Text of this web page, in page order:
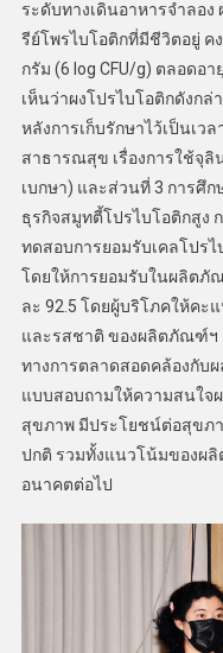
ระดับทางเดินอาหารจำลอ
รีย์โพรไบโอติกที่มีชีวิตอยู่ คง
กรัม (6 log CFU/g) ตลอดอ
เห็นว่าผงโปรไบโอติกดังกล่
หลังการเก็บรักษาไว้เป็นเว
สาธารณสุข เรื่องการใช้จุลิ
เบกษา) และส่วนที่ 3 การศึ
ธุรกิจสมูทตี้โปรไบโอติกสูง
ทดสอบการยอมรับเคลโปร
โดยให้การยอมรับในผลิตภั
ละ 92.5 โดยผู้บริโภคให้ค
และรสชาติ ของผลิตภัณฑ์ฯ
ทางการตลาดสอดคล้องกับ
แบบสอบถามให้ความสนใ
สุขภาพ มีประโยชน์ต่อสุขภ
ปกติ รวมทั้งแนวโน้มของผ
อนาคตต่อไป